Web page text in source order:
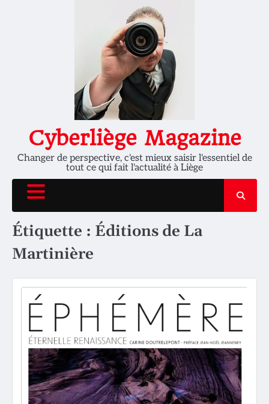
Cyberliège Magazine
Changer de perspective, c'est mieux saisir l'essentiel de
tout ce qui fait l'actualité à Liège
Étiquette : Éditions de La
Martinière